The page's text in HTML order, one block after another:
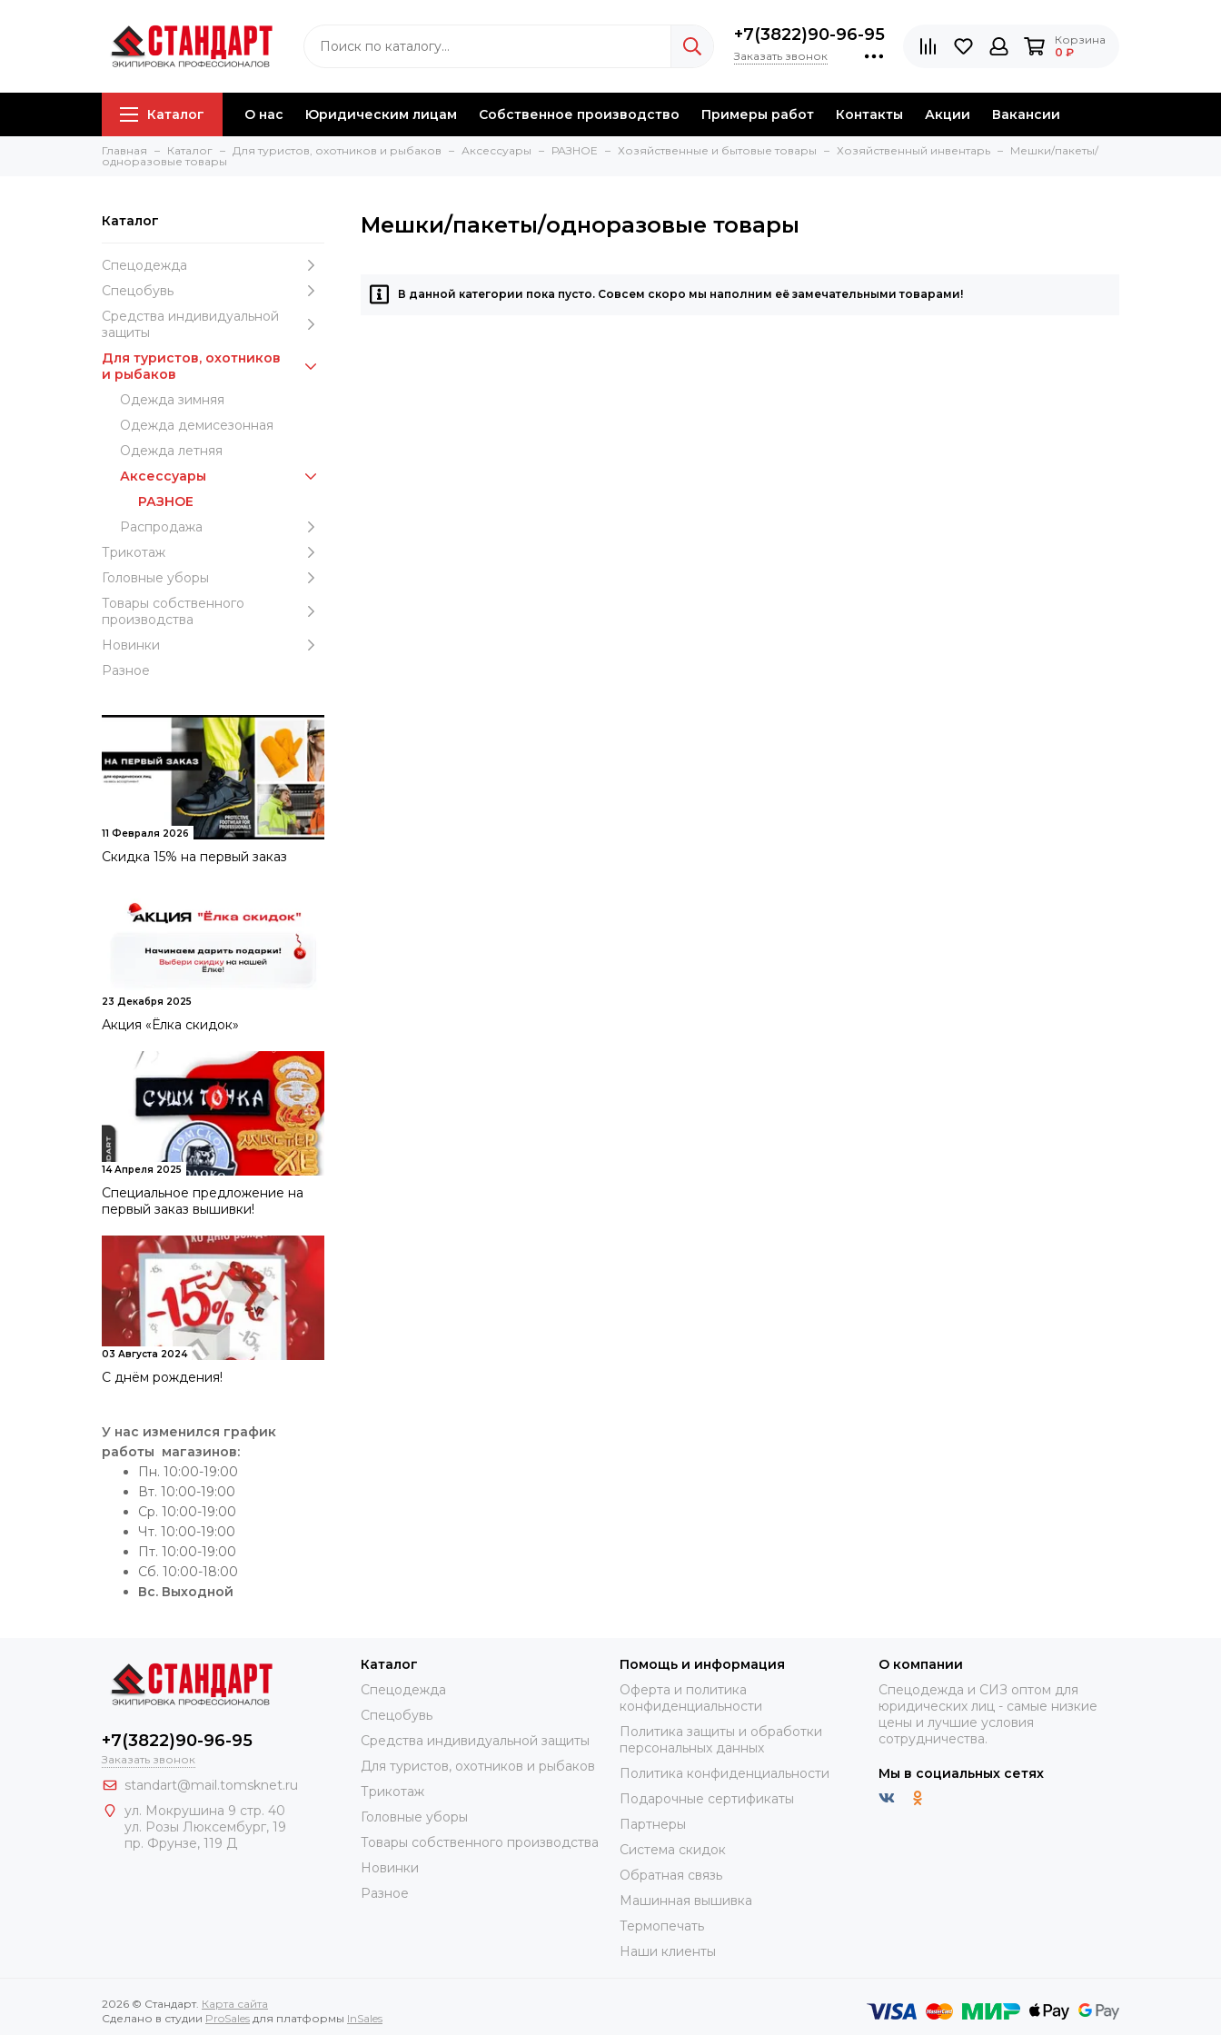
+7(3822)90-96-95
Заказать звонок
Корзина
0 ₽
Каталог О нас Юридическим лицам Собственное производство Примеры работ Контакты Акции Вакансии
Главная Каталог Для туристов, охотников и рыбаков Аксессуары РАЗНОЕ Хозяйственные и бытовые товары Хозяйственный инвентарь
Мешки/пакеты/
одноразовые товары
Каталог
Спецодежда
Спецобувь
Средства индивидуальной
защиты
Для туристов, охотников
и рыбаков
Одежда зимняя
Одежда демисезонная
Одежда летняя
Аксессуары
РАЗНОЕ
Распродажа
Трикотаж
Головные уборы
Товары собственного
производства
Новинки
Разное
11 Февраля 2026
Скидка 15% на первый заказ
23 Декабря 2025
Акция «Ёлка скидок»
14 Апреля 2025
Специальное предложение на
первый заказ вышивки!
03 Августа 2024
С днём рождения!
У нас изменился график
работы магазинов:
Пн. 10:00-19:00
Вт. 10:00-19:00
Ср. 10:00-19:00
Чт. 10:00-19:00
Пт. 10:00-19:00
Сб. 10:00-18:00
Вс. Выходной
Мешки/пакеты/одноразовые товары
В данной категории пока пусто. Совсем скоро мы наполним её замечательными товарами!
+7(3822)90-96-95
Заказать звонок
standart@mail.tomsknet.ru
ул. Мокрушина 9 стр. 40
ул. Розы Люксембург, 19
пр. Фрунзе, 119 Д
Каталог
Спецодежда
Спецобувь
Средства индивидуальной защиты
Для туристов, охотников и рыбаков
Трикотаж
Головные уборы
Товары собственного производства
Новинки
Разное
Помощь и информация
Оферта и политика
конфиденциальности
Политика защиты и обработки
персональных данных
Политика конфиденциальности
Подарочные сертификаты
Партнеры
Система скидок
Обратная связь
Машинная вышивка
Термопечать
Наши клиенты
О компании
Спецодежда и СИЗ оптом для
юридических лиц - самые низкие
цены и лучшие условия
сотрудничества.
Мы в социальных сетях
2026 © Стандарт. Карта сайта
Сделано в студии ProSales для платформы InSales